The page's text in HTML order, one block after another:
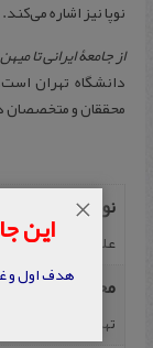
نوپا نیز اشاره می‌کند.
از جامعۀ ایرانی تا
دانشگاه تهران
محققان و متخصصان
نویسنده
علی کالیراد
محل نشر
تهران
این
هدف اول و
×